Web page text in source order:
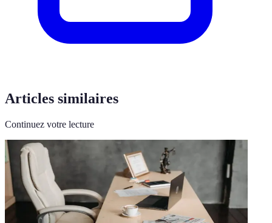
Articles similaires
Continuez votre lecture